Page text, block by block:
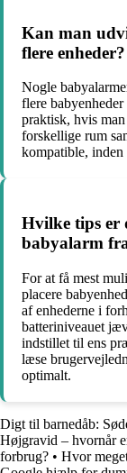
Kan man
flere enheder?
Nogle
flere
praktisk, hvis
forskellige rum
kompatible, inden
Hvilke tips er
babyalarm
For at få mest
placere
af enhederne i
batteriniveauet
indstillet til ens
læse
optimalt.
Digt til barnedåb:
Højgravid – hvornår
forbrug? • Hvor